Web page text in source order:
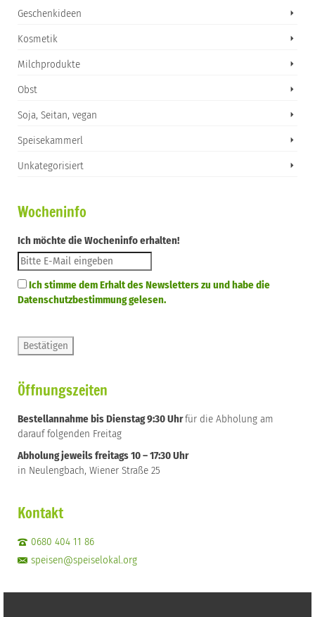
Geschenkideen
Kosmetik
Milchprodukte
Obst
Soja, Seitan, vegan
Speisekammerl
Unkategorisiert
Wocheninfo
Ich möchte die Wocheninfo erhalten!
Ich stimme dem Erhalt des Newsletters zu und habe die
Datenschutzbestimmung gelesen.
Öffnungszeiten
Bestellannahme bis Dienstag 9:30 Uhrfür die Abholung am
darauf folgenden Freitag
Abholung jeweils freitags 10 – 17:30 Uhr
in Neulengbach, Wiener Straße 25
Kontakt
0680 404 11 86
speisen@speiselokal.org